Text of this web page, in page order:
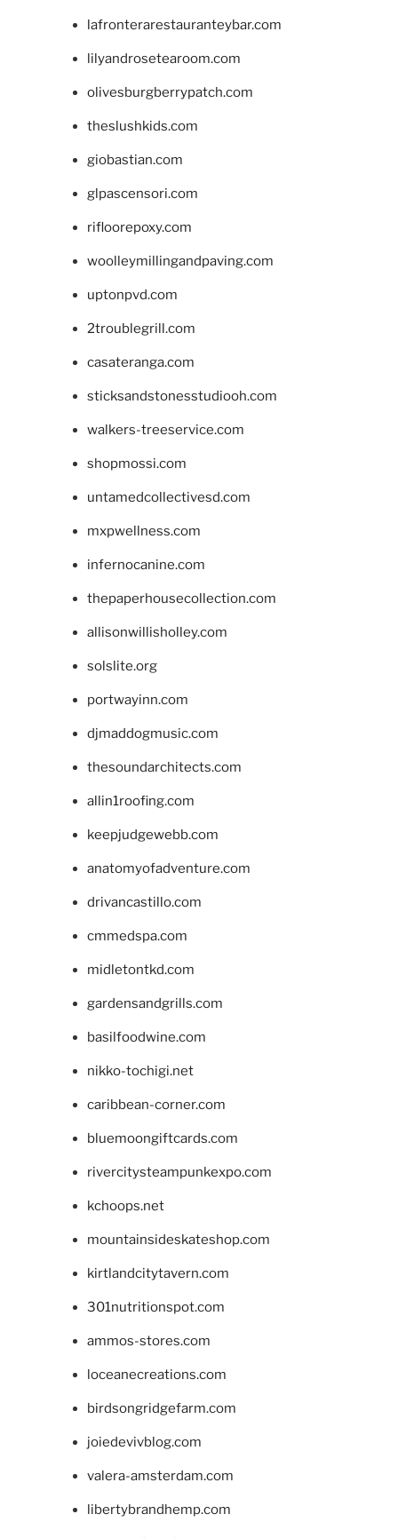
lafronterarestauranteybar.com
lilyandrosetearoom.com
olivesburgberrypatch.com
theslushkids.com
giobastian.com
glpascensori.com
rifloorepoxy.com
woolleymillingandpaving.com
uptonpvd.com
2troublegrill.com
casateranga.com
sticksandstonesstudiooh.com
walkers-treeservice.com
shopmossi.com
untamedcollectivesd.com
mxpwellness.com
infernocanine.com
thepaperhousecollection.com
allisonwillisholley.com
solslite.org
portwayinn.com
djmaddogmusic.com
thesoundarchitects.com
allin1roofing.com
keepjudgewebb.com
anatomyofadventure.com
drivancastillo.com
cmmedspa.com
midletontkd.com
gardensandgrills.com
basilfoodwine.com
nikko-tochigi.net
caribbean-corner.com
bluemoongiftcards.com
rivercitysteampunkexpo.com
kchoops.net
mountainsideskateshop.com
kirtlandcitytavern.com
301nutritionspot.com
ammos-stores.com
loceanecreations.com
birdsongridgefarm.com
joiedevivblog.com
valera-amsterdam.com
libertybrandhemp.com